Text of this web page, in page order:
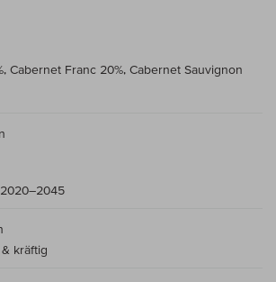
Cabernet Franc 20%, Cabernet Sauvignon
kräftig